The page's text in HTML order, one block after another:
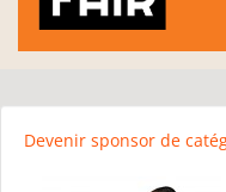
Devenir sponsor de